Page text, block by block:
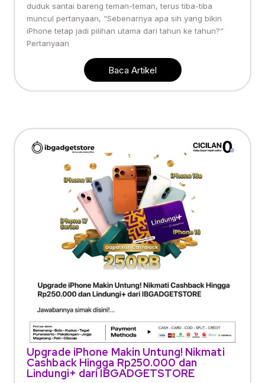
duduk santai bareng teman-teman, terus tiba-tiba
muncul pertanyaan, “Sebenarnya apa sih yang bikin
iPhone tetap jadi pilihan utama dari tahun ke tahun?”
Pertanyaan
Baca Artikel
Upgrade iPhone Makin Untung! Nikmati
Cashback Hingga Rp250.000 dan
Lindungi+ dari IBGADGETSTORE